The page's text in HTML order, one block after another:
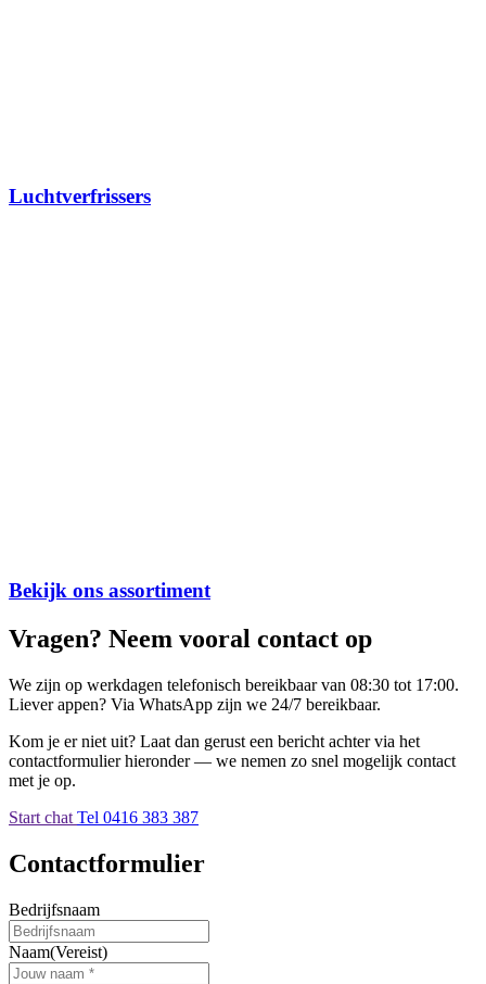
Luchtverfrissers
Bekijk ons assortiment
Vragen? Neem vooral contact op
We zijn op werkdagen telefonisch bereikbaar van 08:30 tot 17:00.
Liever appen? Via WhatsApp zijn we 24/7 bereikbaar.
Kom je er niet uit? Laat dan gerust een bericht achter via het
contactformulier hieronder — we nemen zo snel mogelijk contact
met je op.
Start chat Tel 0416 383 387
Contactformulier
Bedrijfsnaam
Naam(Vereist)